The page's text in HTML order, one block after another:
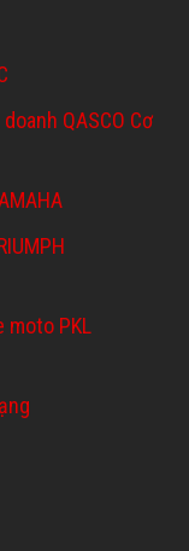
QASCO Cơ
moto PKL